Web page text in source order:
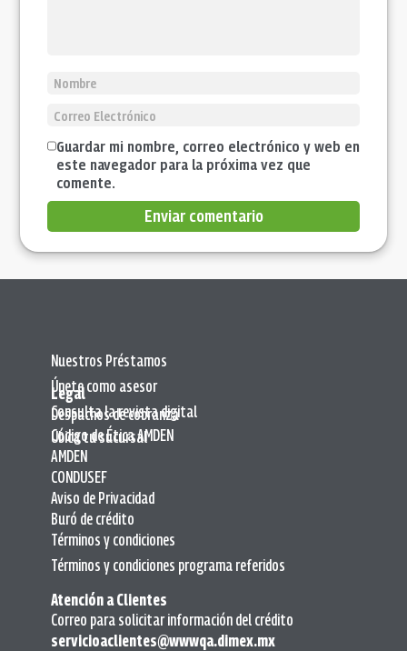
Guardar mi nombre, correo electrónico y web en
este navegador para la próxima vez que
comente.
Enviar comentario
Nuestros Préstamos
Únete como asesor
Consulta la revista digital
Ubica tu sucursal
Legal
Despachos de cobranza
Código de Ética AMDEN
AMDEN
CONDUSEF
Aviso de Privacidad
Buró de crédito
Términos y condiciones
Términos y condiciones programa referidos
Atención a Clientes
Correo para solicitar información del crédito
servicioaclientes@wwwqa.dimex.mx